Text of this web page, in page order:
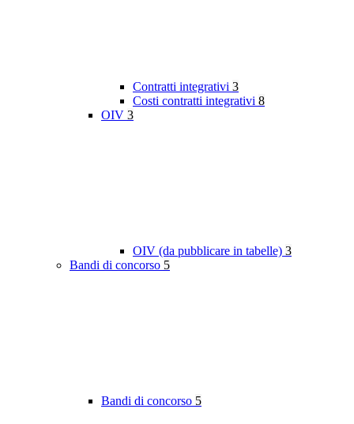
Contratti integrativi 3
Costi contratti integrativi 8
OIV 3
OIV (da pubblicare in tabelle) 3
Bandi di concorso 5
Bandi di concorso 5